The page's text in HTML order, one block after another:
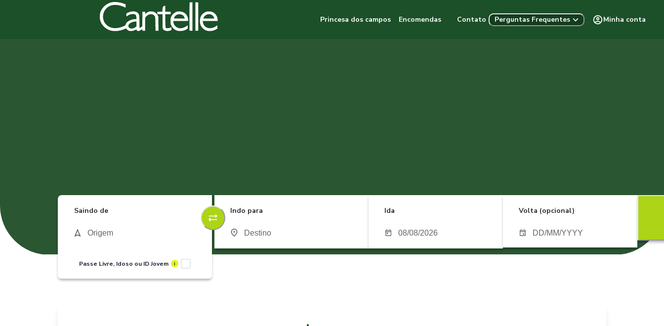
Princesa dos campos Encomendas Contato Perguntas Frequentes Minha conta
Saindo de
Passe Livre, Idoso ou ID Jovem i
Indo para Ida Volta (opcional)